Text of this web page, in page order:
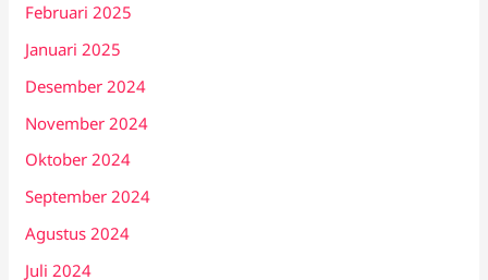
Februari 2025
Januari 2025
Desember 2024
November 2024
Oktober 2024
September 2024
Agustus 2024
Juli 2024